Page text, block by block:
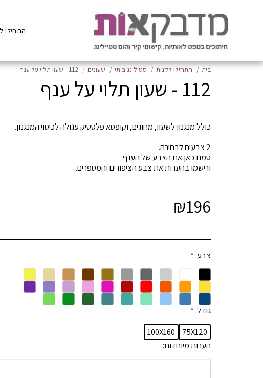
התחילו
בית התחילו לקנות סטילינג ביתי שעונים 112 - שעון תלוי על ענף
112 - שעון תלוי על ענף
ורישמו בהערות את צבע הציפורים והמספרים.
₪196
צבע: *
גודל: *
75X120
100X160
הערות מיוחדות: